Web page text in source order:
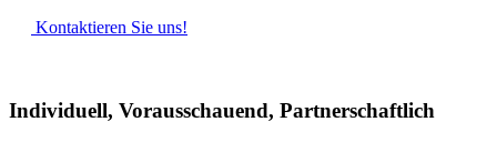
Kontaktieren Sie uns!
Individuell, Vorausschauend, Partnerschaftlich